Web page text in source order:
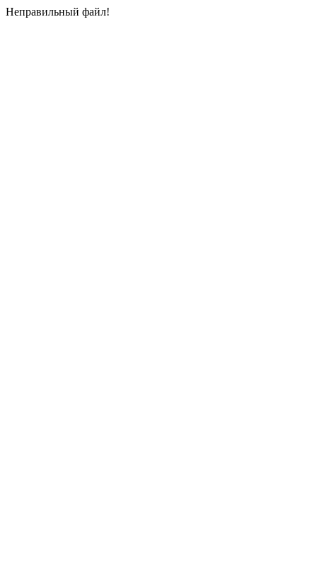
Неправильный файл!